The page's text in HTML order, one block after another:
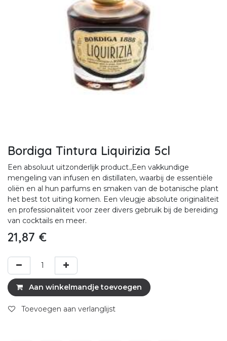
Bordiga Tintura Liquirizia 5cl
Een absoluut uitzonderlijk product.,Een vakkundige
mengeling van infusen en distillaten, waarbij de essentiële
oliën en al hun parfums en smaken van de botanische plant
het best tot uiting komen. Een vleugje absolute originaliteit
en professionaliteit voor zeer divers gebruik bij de bereiding
van cocktails en meer.
21,87 €
Aan winkelmandje toevoegen
Toevoegen aan verlanglijst